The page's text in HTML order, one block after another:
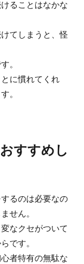
ることはなかな
てしまうと、怪
。
に慣れてくれ
。
すすめし
るのは必要なの
せん。
なクセがついて
です。
者特有の無駄な